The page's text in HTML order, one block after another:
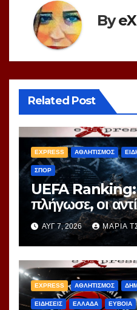
By
Related Post
EXPRESS ΑΘΛΗΤΙΣΜΟΣ
ΣΠΟΡ
UEFA
πλήγωσε, οι
τιμώρησαν –
θέση για την
ΑΥΓ 7, 2026 ΜΑΡΊΑ
EXPRESS ΑΘΛΗΤΙΣΜΟΣ
ΕΙΔΗΣΕΙΣ ΕΛΛΑΔΑ ΕΥΒΟΙΑ